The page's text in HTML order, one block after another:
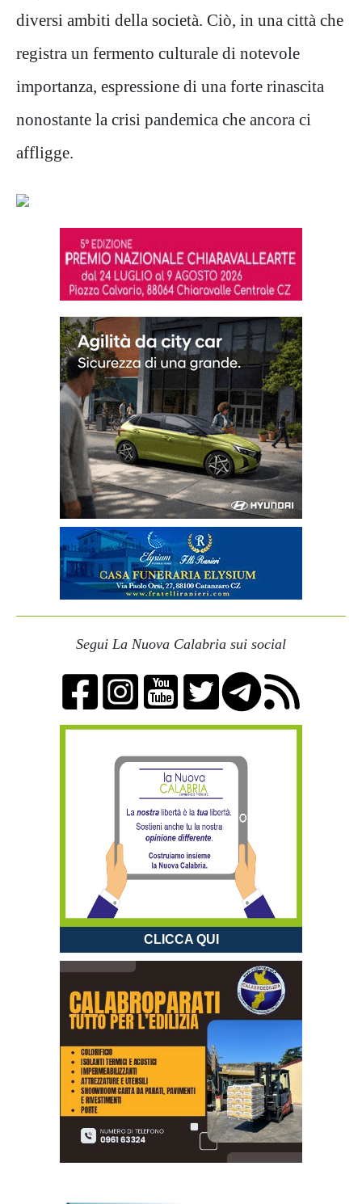
diversi ambiti della società. Ciò, in una città che
registra un fermento culturale di notevole
importanza, espressione di una forte rinascita
nonostante la crisi pandemica che ancora ci
affligge.
Segui La Nuova Calabria sui social
CLICCA QUI